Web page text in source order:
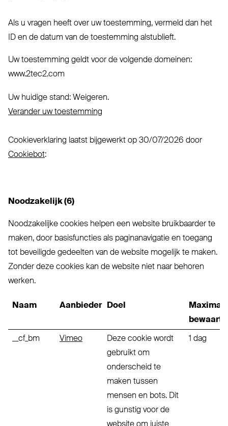
Als u vragen heeft over uw toestemming, vermeld dan het
ID en de datum van de toestemming alstublieft.
Uw toestemming geldt voor de volgende domeinen:
www.2tec2.com
Uw huidige stand: Weigeren.
Verander uw toestemming
Cookieverklaring laatst bijgewerkt op 30/07/2026 door
Cookiebot:
Noodzakelijk (6)
Noodzakelijke cookies helpen een website bruikbaarder te
maken, door basisfuncties als paginanavigatie en toegang
tot beveiligde gedeelten van de website mogelijk te maken.
Zonder deze cookies kan de website niet naar behoren
werken.
Naam Aanbieder Doel
__cf_bm Vimeo
Deze cookie wordt
gebruikt om
onderscheid te
maken tussen
mensen en bots. Dit
is gunstig voor de
1 dag